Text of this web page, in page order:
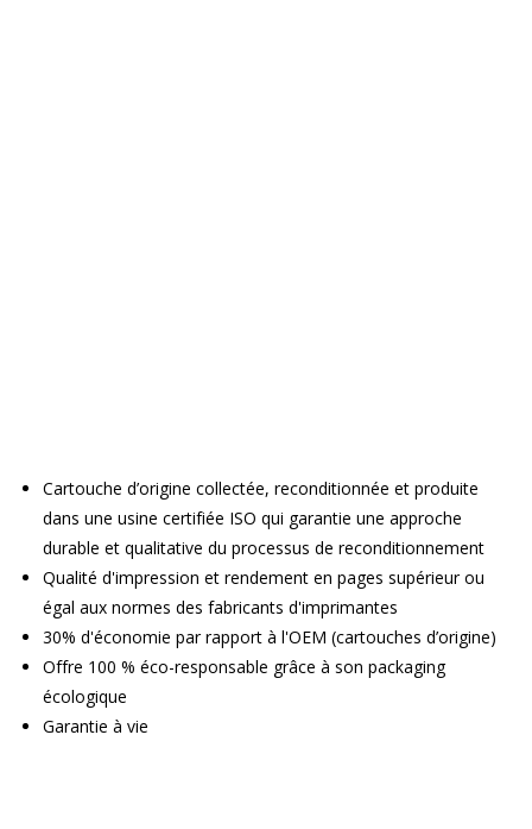
Cartouche d’origine collectée, reconditionnée et produite
dans une usine certifiée ISO qui garantie une approche
durable et qualitative du processus de reconditionnement
Qualité d'impression et rendement en pages supérieur ou
égal aux normes des fabricants d'imprimantes
30% d'économie par rapport à l'OEM (cartouches d’origine)
Offre 100 % éco-responsable grâce à son packaging
écologique
Garantie à vie